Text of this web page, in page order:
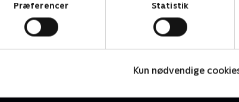
Præferencer Statistik
Kun nødvendige